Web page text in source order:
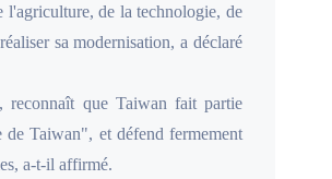
l'agriculture, de la technologie, de
sa modernisation, a déclaré
reconnaît que Taiwan fait partie
de Taiwan", et défend fermement
a-t-il affirmé.